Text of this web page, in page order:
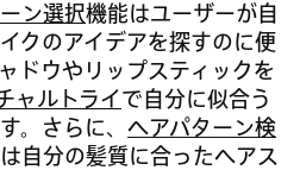
ン選択機能はユーザーが自
クのアイデアを探すのに便
ドウやリップスティックを
ャルトライで自分に似合う
。さらに、 ヘアパターン検
自分の髪質に合ったヘアス